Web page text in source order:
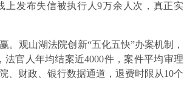
上发布失信被执行人9万余人次，真正实
。观山湖法院创新“五化五快”办案机制，
官人年均结案近4000件，案件平均审理
、财政、银行数据通道，退费时限从10个